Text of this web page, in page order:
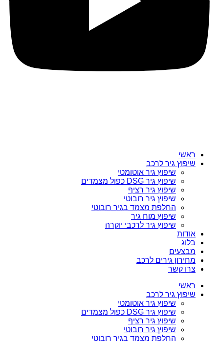
ראשי
שיפוץ גיר לרכב
שיפוץ גיר אוטומטי
שיפוץ גיר DSG כפול מצמדים
שיפוץ גיר רציף
שיפוץ גיר רובוטי
החלפת מצמד בגיר רובוטי
שיפוץ מוח גיר
שיפוץ גיר לרכבי יוקרה
אודות
בלוג
מבצעים
מחירון גירים לרכב
צרו קשר
ראשי
שיפוץ גיר לרכב
שיפוץ גיר אוטומטי
שיפוץ גיר DSG כפול מצמדים
שיפוץ גיר רציף
שיפוץ גיר רובוטי
החלפת מצמד בגיר רובוטי